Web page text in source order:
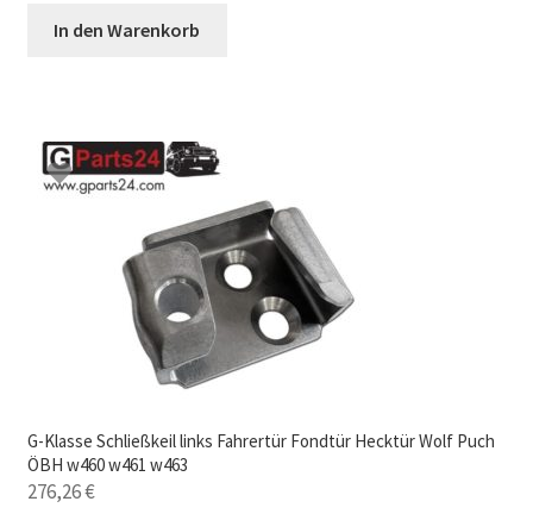
In den Warenkorb
G-Klasse Schließkeil links Fahrertür Fondtür Hecktür Wolf Puch
ÖBH w460 w461 w463
276,26€